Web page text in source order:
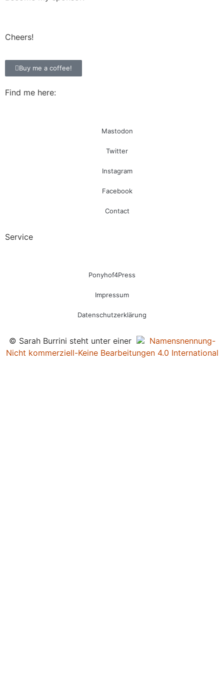
Cheers!
Buy me a coffee!
Find me here:
Mastodon
Twitter
Instagram
Facebook
Contact
Service
Ponyhof4Press
Impressum
Datenschutzerklärung
© Sarah Burrini steht unter einer
Namensnennung-
Nicht kommerziell-Keine Bearbeitungen 4.0 International